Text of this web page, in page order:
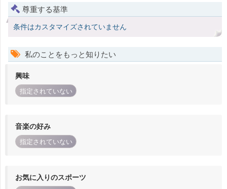
尊重する基準
条件はカスタマイズされていません
私のことをもっと知りたい
興味
指定されていない
音楽の好み
指定されていない
お気に入りのスポーツ